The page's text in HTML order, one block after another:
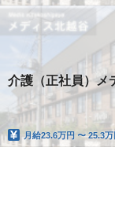
介護（正社員）メ
月給23.6万円 〜 25.3万